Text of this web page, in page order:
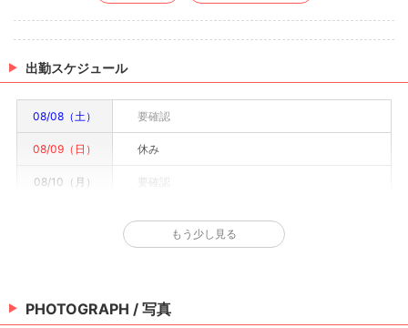
出勤スケジュール
08/08（土） 要確認
08/09（日） 休み
08/10（月） 要確認
要確認
08/14（金） 要確認
もう少し見る
PHOTOGRAPH / 写真